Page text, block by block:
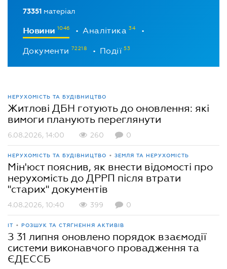
73351 матеріал
Новини • Аналітика •
Документи • Події
НЕРУХОМІСТЬ ТА БУДІВНИЦТВО
Житлові ДБН готують до оновлення: які
вимоги планують переглянути
6.08.2026, 14:00 260 0
НЕРУХОМІСТЬ ТА БУДІВНИЦТВО • ЗЕМЛЯ ТА НЕРУХОМІСТЬ
Мін'юст пояснив, як внести відомості про
нерухомість до ДРРП після втрати
"старих" документів
4.08.2026, 10:40 399 0
ІТ • РОЗШУК ТА СТЯГНЕННЯ АКТИВІВ
З 31 липня оновлено порядок взаємодії
системи виконавчого провадження та
ЄДЕССБ